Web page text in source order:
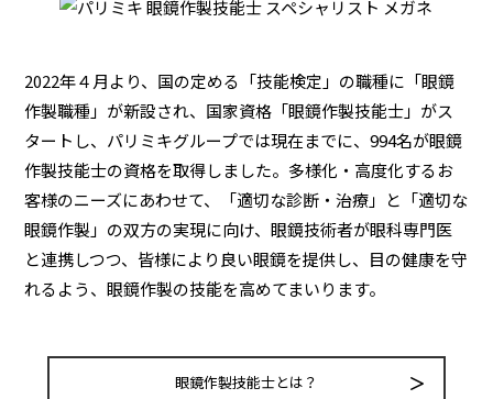
2022年４月より、国の定める「技能検定」の職種に「眼鏡
作製職種」が新設され、国家資格「眼鏡作製技能士」がス
タートし、パリミキグループでは現在までに、994名が眼鏡
作製技能士の資格を取得しました。多様化・高度化するお
客様のニーズにあわせて、「適切な診断・治療」と「適切な
眼鏡作製」の双方の実現に向け、眼鏡技術者が眼科専門医
と連携しつつ、皆様により良い眼鏡を提供し、目の健康を守
れるよう、眼鏡作製の技能を高めてまいります。
眼鏡作製技能士とは？